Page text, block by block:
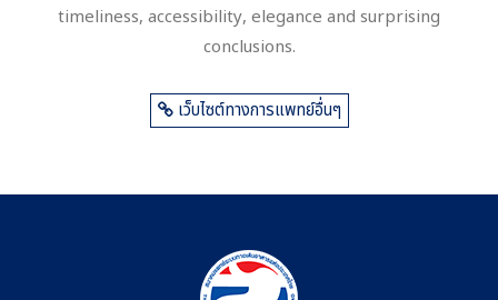
timeliness, accessibility, elegance and surprising
conclusions.
เว็บไซต์ทางการแพทย์อื่นๆ